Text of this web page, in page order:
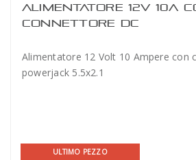
ALIMENTATORE 12V 10A
CONNETTORE DC
Alimentatore 12 Volt 10 Ampere con
powerjack 5.5x2.1
ULTIMO PEZZO